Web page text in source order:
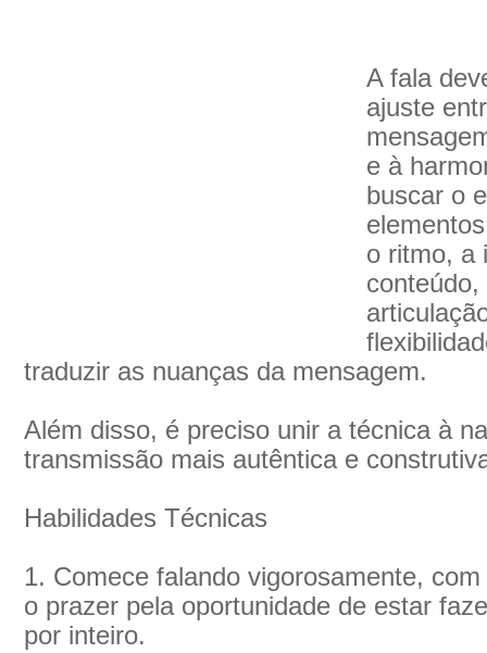
A fala
ajuste
e à
buscar o
o ritmo, a
traduzir as nuanças da mensagem.
Além disso, é preciso unir a técnica à
transmissão mais autêntica e
Habilidades Técnicas
1. Comece falando vigorosamente,
o prazer pela oportunidade de estar
por inteiro.